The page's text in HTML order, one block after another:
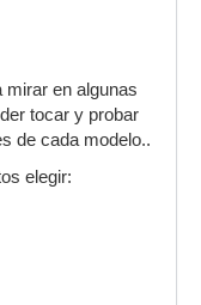
mirar en algunas
tocar y probar
de cada modelo..
elegir: